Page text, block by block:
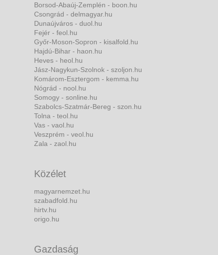
Borsod-Abaúj-Zemplén - boon.hu
Csongrád - delmagyar.hu
Dunaújváros - duol.hu
Fejér - feol.hu
Győr-Moson-Sopron - kisalfold.hu
Hajdú-Bihar - haon.hu
Heves - heol.hu
Jász-Nagykun-Szolnok - szoljon.hu
Komárom-Esztergom - kemma.hu
Nógrád - nool.hu
Somogy - sonline.hu
Szabolcs-Szatmár-Bereg - szon.hu
Tolna - teol.hu
Vas - vaol.hu
Veszprém - veol.hu
Zala - zaol.hu
Közélet
magyarnemzet.hu
szabadfold.hu
hirtv.hu
origo.hu
Gazdaság